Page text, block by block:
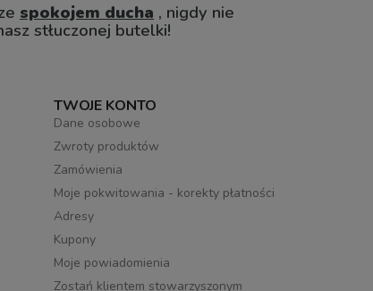
spokojem ducha , nigdy nie
stłuczonej butelki!
TWOJE KONTO
Dane osobowe
Zwroty produktów
Zamówienia
Moje pokwitowania - korekty płatności
Adresy
Kupony
Moje powiadomienia
Zostań klientem stowarzyszonym